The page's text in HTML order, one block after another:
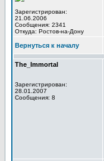
Зарегистрирован:
21.06.2006
Сообщения: 2341
Откуда: Ростов-на-Дону
Вернуться к началу
The_Immortal
Зарегистрирован:
28.01.2007
Сообщения: 8